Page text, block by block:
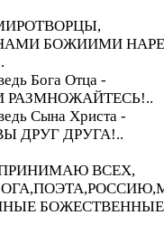
БОЖИИМИ
Бога Отца -
РАЗМНОЖАЙТЕСЬ!..
Сына Христа -
ДРУГ ДРУГА!..
ВСЕХ,
БОЖЕСТВЕННЫЕ